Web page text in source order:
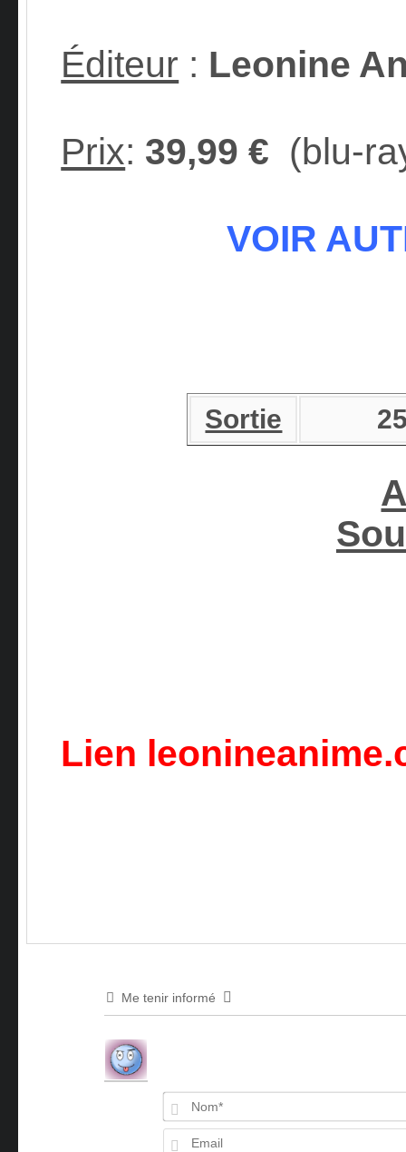
Éditeur : Leonine
Prix: 39,99 € (blu-
VOIR
Sortie
Lien
Me tenir informé